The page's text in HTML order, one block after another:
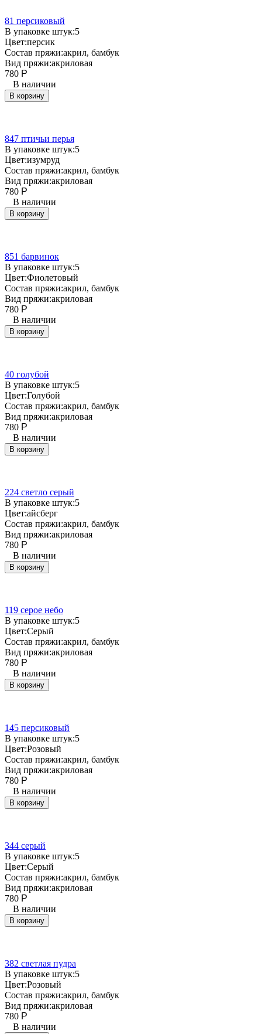
81 персиковый
В упаковке штук:5
Цвет:персик
Состав пряжи:акрил, бамбук
Вид пряжи:акриловая
780 Р
В наличии
В корзину
847 птичьи перья
В упаковке штук:5
Цвет:изумруд
Состав пряжи:акрил, бамбук
Вид пряжи:акриловая
780 Р
В наличии
В корзину
851 барвинок
В упаковке штук:5
Цвет:Фиолетовый
Состав пряжи:акрил, бамбук
Вид пряжи:акриловая
780 Р
В наличии
В корзину
40 голубой
В упаковке штук:5
Цвет:Голубой
Состав пряжи:акрил, бамбук
Вид пряжи:акриловая
780 Р
В наличии
В корзину
224 светло серый
В упаковке штук:5
Цвет:айсберг
Состав пряжи:акрил, бамбук
Вид пряжи:акриловая
780 Р
В наличии
В корзину
119 серое небо
В упаковке штук:5
Цвет:Серый
Состав пряжи:акрил, бамбук
Вид пряжи:акриловая
780 Р
В наличии
В корзину
145 персиковый
В упаковке штук:5
Цвет:Розовый
Состав пряжи:акрил, бамбук
Вид пряжи:акриловая
780 Р
В наличии
В корзину
344 серый
В упаковке штук:5
Цвет:Серый
Состав пряжи:акрил, бамбук
Вид пряжи:акриловая
780 Р
В наличии
В корзину
382 светлая пудра
В упаковке штук:5
Цвет:Розовый
Состав пряжи:акрил, бамбук
Вид пряжи:акриловая
780 Р
В наличии